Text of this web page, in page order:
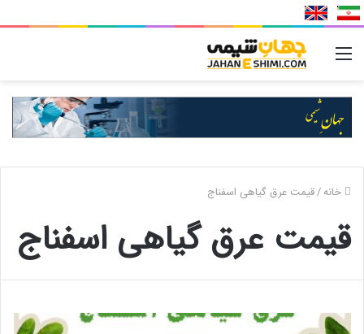
خانه/قیمت عرق گیاهی اسفناج
قیمت عرق گیاهی اسفناج